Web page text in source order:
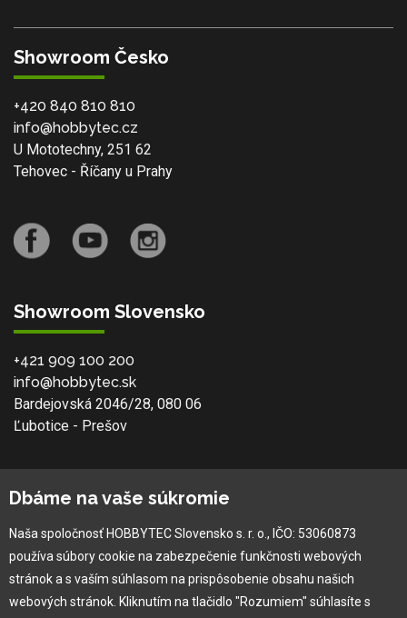
Showroom Česko
+420 840 810 810
info@hobbytec.cz
U Mototechny, 251 62
Tehovec - Říčany u Prahy
Showroom Slovensko
+421 909 100 200
info@hobbytec.sk
Bardejovská 2046/28, 080 06
Ľubotice - Prešov
Ochranná známka
Vlastná výroba
Náš Hobbytec tím
Kontaktné údaje
Dbáme na vaše súkromie
Naša spoločnosť HOBBYTEC Slovensko s. r. o., IČO: 53060873
používa súbory cookie na zabezpečenie funkčnosti webových
stránok a s vaším súhlasom na prispôsobenie obsahu našich
webových stránok. Kliknutím na tlačidlo "Rozumiem" súhlasíte s